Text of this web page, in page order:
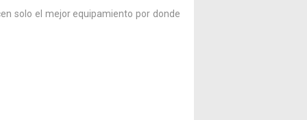
solo el mejor equipamiento por donde